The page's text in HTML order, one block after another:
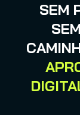
SEM